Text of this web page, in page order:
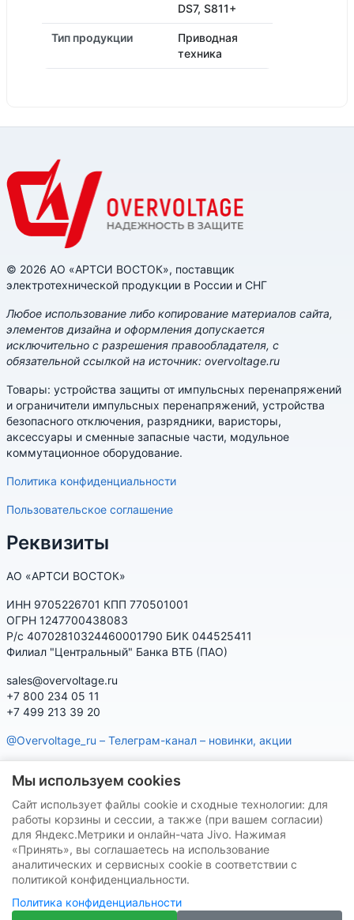
DS7, S811+
Тип продукции
Приводная
техника
© 2026 АО «АРТСИ ВОСТОК», поставщик
электротехнической продукции в России и СНГ
Любое использование либо копирование материалов сайта,
элементов дизайна и оформления допускается
исключительно с разрешения правообладателя, с
обязательной ссылкой на источник: overvoltage.ru
Товары: устройства защиты от импульсных перенапряжений
и ограничители импульсных перенапряжений, устройства
безопасного отключения, разрядники, варисторы,
аксессуары и сменные запасные части, модульное
коммутационное оборудование.
Политика конфиденциальности
Пользовательское соглашение
Реквизиты
АО «АРТСИ ВОСТОК»
ИНН 9705226701 КПП 770501001
ОГРН 1247700438083
Р/с 40702810324460001790 БИК 044525411
Филиал "Центральный" Банка ВТБ (ПАО)
sales@overvoltage.ru
+7 800 234 05 11
+7 499 213 39 20
@Overvoltage_ru – Телеграм-канал – новинки, акции
характеристики, наличие, подбор
Нашу продукцию Вы можете приобрести на маркетплейсах
Мы используем cookies
Сайт использует файлы cookie и сходные технологии: для
работы корзины и сессии, а также (при вашем согласии)
для Яндекс.Метрики и онлайн-чата Jivo. Нажимая
«Принять», вы соглашаетесь на использование
аналитических и сервисных cookie в соответствии с
политикой конфиденциальности.
Политика конфиденциальности